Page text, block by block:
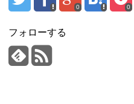
0 0
フォローする